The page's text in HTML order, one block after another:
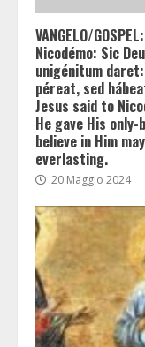
VANGELO/
Nicodémo: Sic
unigénitum
péreat, sed
Jesus said to
He gave His
believe in Him
everlasting.
20 Maggio 2024